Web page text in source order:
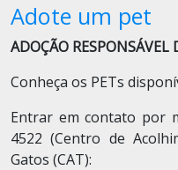
Adote um pet
ADOÇÃO RESPONSÁVEL
Conheça os PETs
Entrar em contato por
4522 (Centro de
Gatos (CAT):